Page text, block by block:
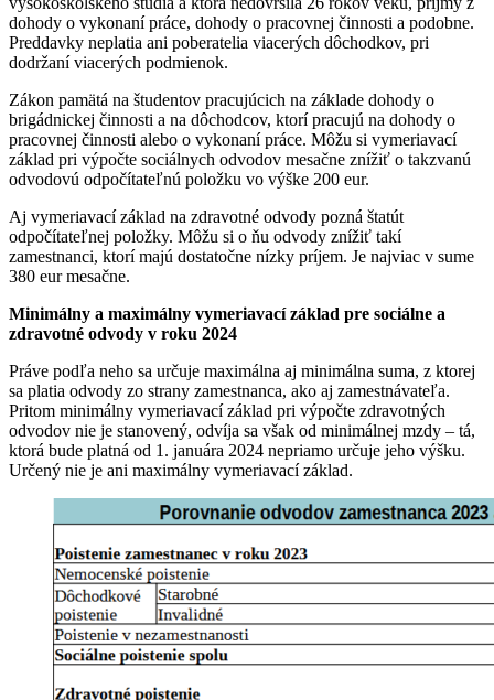
dohody o vykonaní práce, dohody o pracovnej činnosti a podobne.
Preddavky neplatia ani poberatelia viacerých dôchodkov, pri
dodržaní viacerých podmienok.
Zákon pamätá na študentov pracujúcich na základe dohody o
brigádnickej činnosti a na dôchodcov, ktorí pracujú na dohody o
pracovnej činnosti alebo o vykonaní práce. Môžu si vymeriavací
základ pri výpočte sociálnych odvodov mesačne znížiť o takzvanú
odvodovú odpočítateľnú položku vo výške 200 eur.
Aj vymeriavací základ na zdravotné odvody pozná štatút
odpočítateľnej položky. Môžu si o ňu odvody znížiť takí
zamestnanci, ktorí majú dostatočne nízky príjem. Je najviac v sume
380 eur mesačne.
Minimálny a maximálny vymeriavací základ pre sociálne a
zdravotné odvody v roku 2024
Práve podľa neho sa určuje maximálna aj minimálna suma, z ktorej
sa platia odvody zo strany zamestnanca, ako aj zamestnávateľa.
Pritom minimálny vymeriavací základ pri výpočte zdravotných
odvodov nie je stanovený, odvíja sa však od minimálnej mzdy – tá,
ktorá bude platná od 1. januára 2024 nepriamo určuje jeho výšku.
Určený nie je ani maximálny vymeriavací základ.